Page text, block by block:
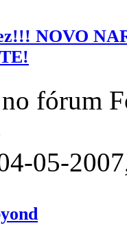
NOVO
fórum
05-